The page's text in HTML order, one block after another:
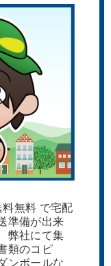
レクションハウス 垣野
炎舞 リトグラフ 版画
レクションハウス 垣野
千里 リトグラフ 版画
無料 で宅配
準備が出来
弊社にて集
類のコピ
ンボールな